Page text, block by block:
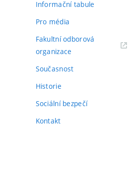
Informační tabule
Pro média
Fakultní odborová
organizace
Současnost
Historie
Sociální bezpečí
Kontakt